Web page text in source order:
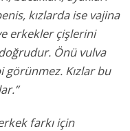
kızlarda ise vajina
erkekler çişlerini
Önü vulva
görünmez. Kızlar bu
farkı için